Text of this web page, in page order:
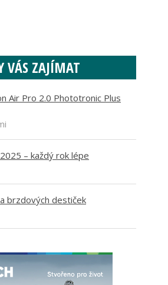
VÁS ZAJÍMAT
Air Pro 2.0 Phototronic Plus
– každý rok lépe
brzdových destiček